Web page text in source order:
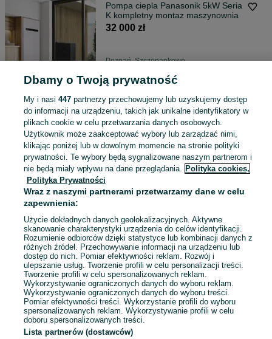
Pompa ciepla Panasonik 5kW Seria
K kompletny montaz maszynownia
32 000 zł
Poznań, Szczepankowo
Kocioł piec na pellet Otomatic
15kW kompletna kotłownia montaż
serwis
12 400 zł
Szamotuły
Odświeżono dnia 26 lipca 2026
CLASSIC 15kW polski producent
serwis
11 955 zł
Szamotuły
Odświeżono dnia 26 lipca 2026
Dbamy o Twoją prywatność
My i nasi 447partnerzy przechowujemy lub uzyskujemy dostęp
do informacji na urządzeniu, takich jak unikalne identyfikatory w
plikach cookie w celu przetwarzania danych osobowych.
Użytkownik może zaakceptować wybory lub zarządzać nimi,
klikając poniżej lub w dowolnym momencie na stronie polityki
prywatności. Te wybory będą sygnalizowane naszym partnerom i
nie będą miały wpływu na dane przeglądania. Polityka cookies,
Polityka Prywatności
Wraz z naszymi partnerami przetwarzamy dane w celu
zapewnienia:
Użycie dokładnych danych geolokalizacyjnych. Aktywne
skanowanie charakterystyki urządzenia do celów identyfikacji.
Rozumienie odbiorców dzięki statystyce lub kombinacji danych z
różnych źródeł. Przechowywanie informacji na urządzeniu lub
dostęp do nich. Pomiar efektywności reklam. Rozwój i
ulepszanie usług. Tworzenie profili w celu personalizacji treści.
Tworzenie profili w celu spersonalizowanych reklam.
Wykorzystywanie ograniczonych danych do wyboru reklam.
Wykorzystywanie ograniczonych danych do wyboru treści.
Pomiar efektywności treści. Wykorzystanie profili do wyboru
spersonalizowanych reklam. Wykorzystywanie profili w celu
doboru spersonalizowanych treści.
Lista partnerów (dostawców)